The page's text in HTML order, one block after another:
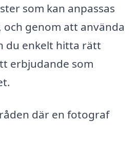
som kan anpassas
genom att använda
du enkelt hitta rätt
erbjudande som
där en fotograf